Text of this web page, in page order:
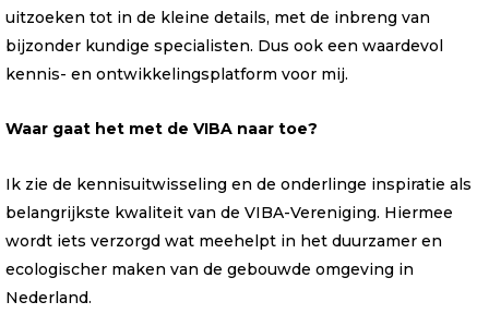
uitzoeken tot in de kleine details, met de inbreng van
bijzonder kundige specialisten. Dus ook een waardevol
kennis- en ontwikkelingsplatform voor mij.
Waar gaat het met de VIBA naar toe?
Ik zie de kennisuitwisseling en de onderlinge inspiratie als
belangrijkste kwaliteit van de VIBA-Vereniging. Hiermee
wordt iets verzorgd wat meehelpt in het duurzamer en
ecologischer maken van de gebouwde omgeving in
Nederland.